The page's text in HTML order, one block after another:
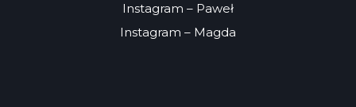
Instagram – Paweł
Instagram – Magda